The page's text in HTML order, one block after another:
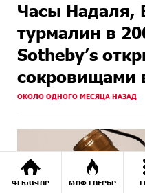
ԳԼԽԱՎՈՐ ԹՈՓ ԼՈՒՐԵՐ
Часы Надаля,
турмалин в
Sotheby’s
сокровищами
ОКОЛО ОДНОГО МЕСЯЦА НАЗАД